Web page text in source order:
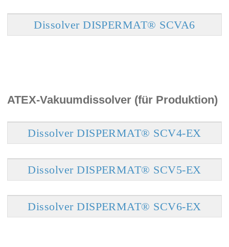
Dissolver DISPERMAT® SCVA6
ATEX-Vakuumdissolver (für Produktion)
Dissolver DISPERMAT® SCV4-EX
Dissolver DISPERMAT® SCV5-EX
Dissolver DISPERMAT® SCV6-EX